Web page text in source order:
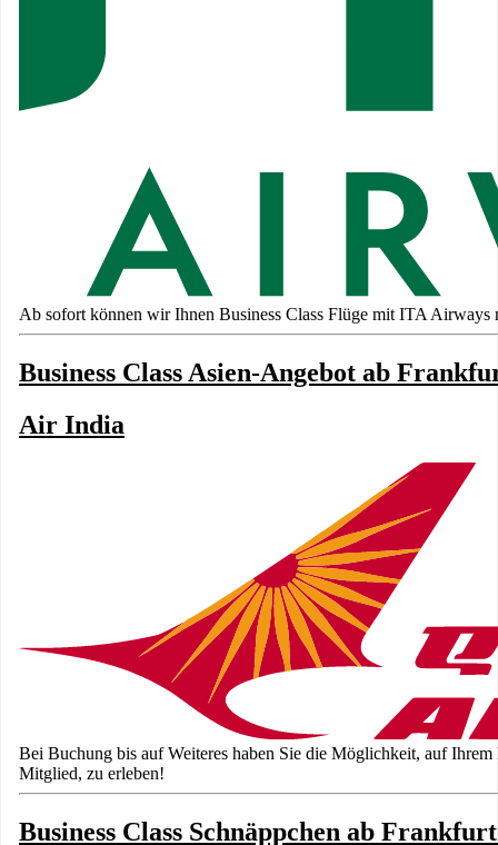
Ab sofort können wir Ihnen Business Class Flüge mit ITA Airways
Business Class Asien-Angebot ab
Air India
Bei Buchung bis auf Weiteres haben Sie die Möglichkeit, auf
Mitglied, zu erleben!
Business Class Schnäppchen ab